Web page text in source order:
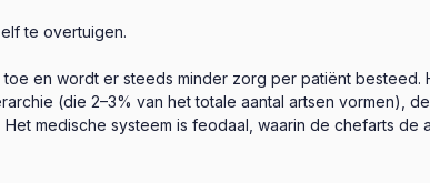
te overtuigen.
en wordt er steeds minder zorg per patiënt
(die 2–3% van het totale aantal artsen vormen),
medische systeem is feodaal, waarin de chefarts